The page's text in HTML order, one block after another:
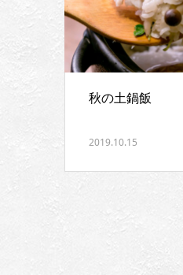
秋の土鍋飯
2019.10.15